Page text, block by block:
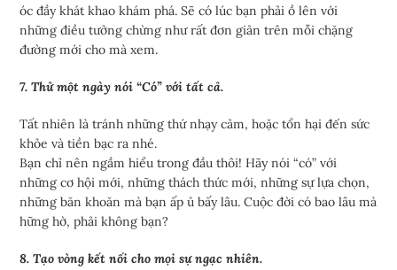
óc đầy khát khao khám phá. Sẽ có lúc bạn phải ồ lên với
những điều tưởng chừng như rất đơn giản trên mỗi chặng
đường mới cho mà xem.
7. Thử một ngày nói “Có” với tất cả.
Tất nhiên là tránh những thứ nhạy cảm, hoặc tổn hại đến sức
khỏe và tiền bạc ra nhé.
Bạn chỉ nên ngầm hiểu trong đầu thôi! Hãy nói “có” với
những cơ hội mới, những thách thức mới, những sự lựa chọn,
những băn khoăn mà bạn ấp ủ bấy lâu. Cuộc đời có bao lâu mà
hững hờ, phải không bạn?
8. Tạo vòng kết nối cho mọi sự ngạc nhiên.